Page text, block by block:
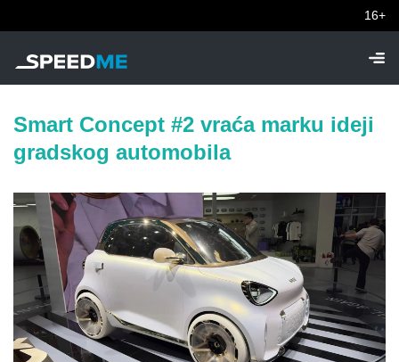
16+
Smart Concept #2 vraća marku ideji
gradskog automobila